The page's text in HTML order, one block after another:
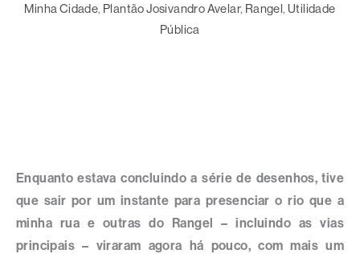
Minha Cidade, Plantão Josivandro Avelar, Rangel, Utilidade
Pública
Enquanto estava concluindo a série de desenhos, tive
que sair por um instante para presenciar o rio que a
minha rua e outras do Rangel – incluindo as vias
principais – viraram agora há pouco, com mais um